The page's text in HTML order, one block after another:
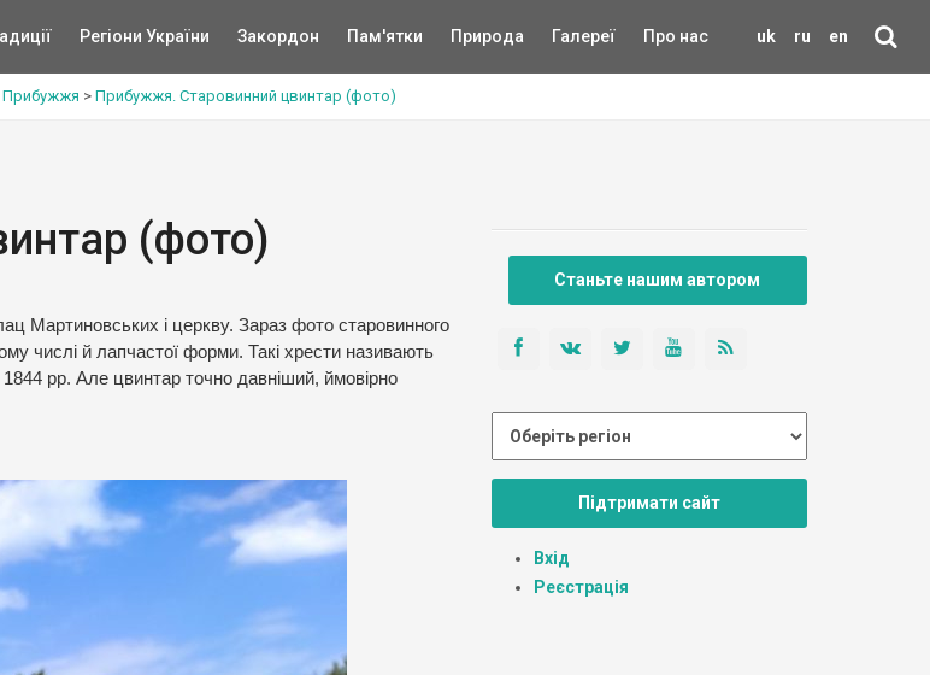
uk ru en
Регіони України Закордон Пам'ятки Природа Галереї Про нас
Прибужжя > Прибужжя. Старовинний цвинтар (фото)
(фото)
Мартиновських і церкву. Зараз фото старовинного
числі й лапчастої форми. Такі хрести називають
рр. Але цвинтар точно давніший, ймовірно
Станьте нашим автором
Підтримати сайт
Вхід
Реєстрація